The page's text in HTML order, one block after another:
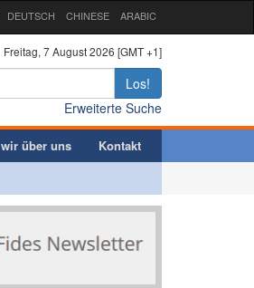
DEUTSCH CHINESE ARABIC
Freitag, 7 August 2026 [GMT +1]
Los!
Erweiterte Suche
wir über uns Kontakt